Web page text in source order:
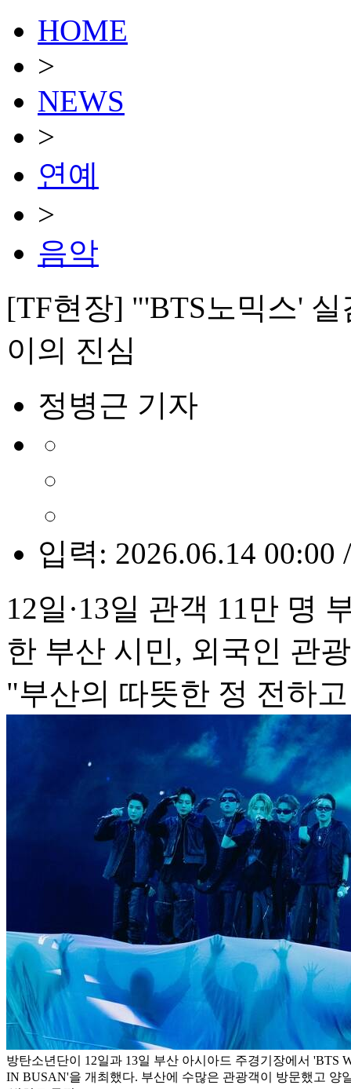
HOME
>
NEWS
>
연예
>
음악
[TF현장] "'BTS노믹스'
이의 진심
정병근 기자
입력: 2026.06.14 00:00
12일·13일 관객 11만 명
한 부산 시민, 외국인 관
"부산의 따뜻한 정 전하
방탄소년단이 12일과 13일 부산 아시아드 주경기장에서 'BTS
IN BUSAN'을 개최했다. 부산에 수많은 관광객이 방문했고 양